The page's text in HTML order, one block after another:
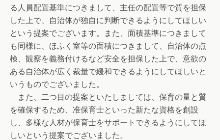
る人員配置基準につきまして、主任の配置等で質を担保
した上で、自治体が独自に判断できるようにしてほしい
という提案でございます。また、面積基準につきまして
も同様に、ほふく室等の面積につきまして、自治体の点
検、観察を義務付けるなど安全を担保した上で、意欲の
ある自治体が広く裁量で緩和できるようにしてほしいと
いうものでございました。
また、二つ目の提案といたしましては、保育の量と質
を確保するため、准保育士といった新たな資格を創設
し、多様な人材が保育士をサポートできるようにしてほ
しいという提案でございました。